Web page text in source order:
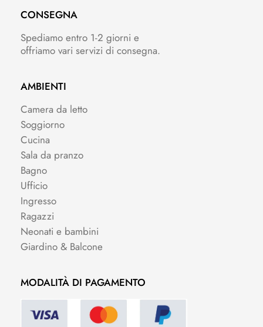
CONSEGNA
Spediamo entro 1-2 giorni e
offriamo vari servizi di consegna.
AMBIENTI
Camera da letto
Soggiorno
Cucina
Sala da pranzo
Bagno
Ufficio
Ingresso
Ragazzi
Neonati e bambini
Giardino & Balcone
MODALITÀ DI PAGAMENTO